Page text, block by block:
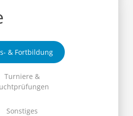
& Fortbildung
Turniere &
Sonstiges